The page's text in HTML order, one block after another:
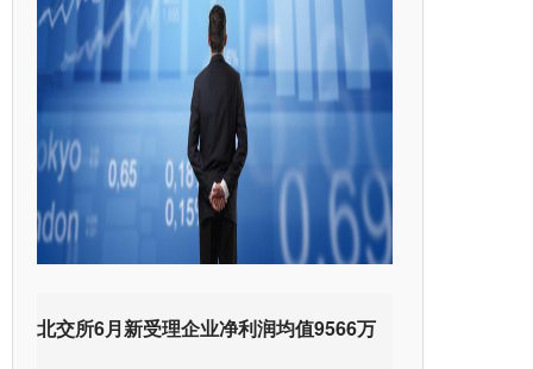
北交所6月新受理企业净利润均值9566万